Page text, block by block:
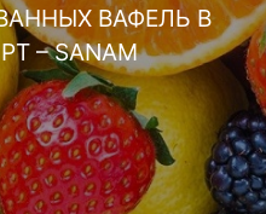
ВАФЕЛЬ В
РТ – SANAM